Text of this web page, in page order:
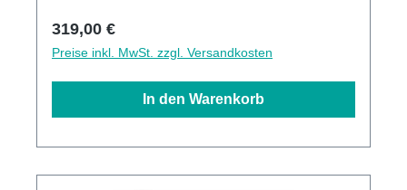
Regulärer Preis:
319,00 €
Preise inkl. MwSt. zzgl. Versandkosten
In den Warenkorb